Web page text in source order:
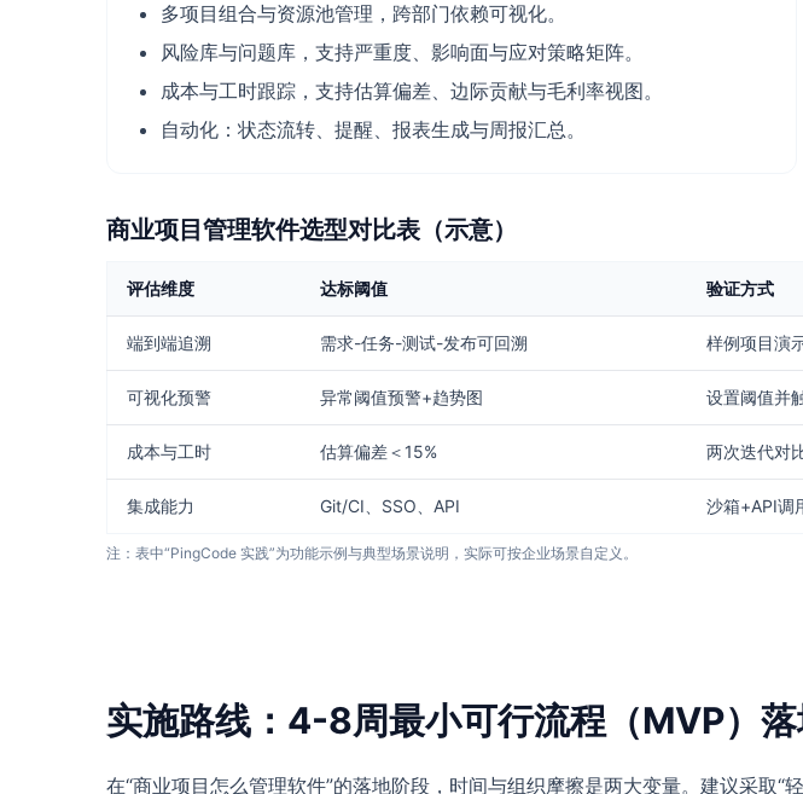
多项目组合与资源池管理，跨部门依赖可视化。
风险库与问题库，支持严重度、影响面与应对策略矩阵。
成本与工时跟踪，支持估算偏差、边际贡献与毛利率视图。
自动化：状态流转、提醒、报表生成与周报汇总。
商业项目管理软件选型对比表（示意）
评估维度 达标阈值 验证方式
端到端追溯 需求-任务-测试-发布可回溯 样例项目演
可视化预警 异常阈值预警+趋势图 设置阈值并
成本与工时 估算偏差＜15% 两次迭代对
集成能力 Git/CI、SSO、API 沙箱+API调
注：表中“PingCode 实践”为功能示例与典型场景说明，实际可按企业场景自定义。
实施路线：4-8周最小可行流程（MVP）
在“商业项目怎么管理软件”的落地阶段，时间与组织摩擦是两大变量。建议采取